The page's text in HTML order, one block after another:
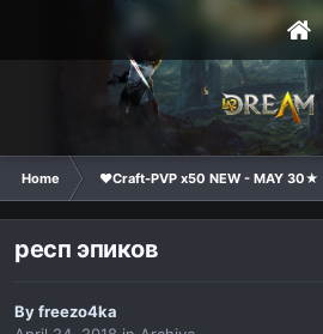
Home ❤Craft-PVP x50 NEW - MAY 30★
респ эпиков
Byfreezo4ka